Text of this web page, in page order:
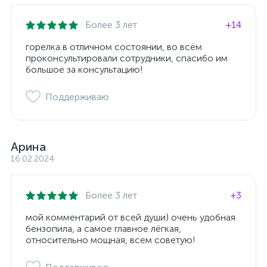
Более 3 лет
+14
горелка в отличном состоянии, во всём
проконсультировали сотрудники, спасибо им
большое за консультацию!
Поддерживаю
Арина
16.02.2024
Более 3 лет
+3
мой комментарий от всей души) очень удобная
бензопила, а самое главное лёгкая,
относительно мощная, всем советую!